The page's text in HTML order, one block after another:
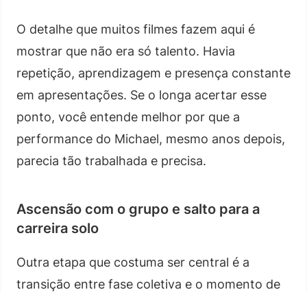
O detalhe que muitos filmes fazem aqui é
mostrar que não era só talento. Havia
repetição, aprendizagem e presença constante
em apresentações. Se o longa acertar esse
ponto, você entende melhor por que a
performance do Michael, mesmo anos depois,
parecia tão trabalhada e precisa.
Ascensão com o grupo e salto para a
carreira solo
Outra etapa que costuma ser central é a
transição entre fase coletiva e o momento de